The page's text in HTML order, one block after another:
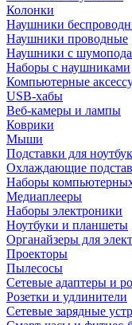
Колонки
Наушники
Наушники проводные
Наушники с
Наборы с наушниками
Компьютерные
USB-хабы
Веб-камеры и лампы
Коврики
Мыши
Подставки для
Охлаждающие
Наборы компьютерных
Медиаплееры
Наборы электроники
Ноутбуки и планшеты
Органайзеры для
Проекторы
Пылесосы
Сетевые адаптеры и
Розетки и удлинители
Сетевые зарядные